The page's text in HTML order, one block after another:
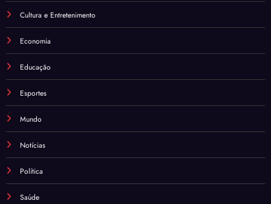
Cultura e Entretenimento
Economia
Educação
Esportes
Mundo
Notícias
Política
Saúde